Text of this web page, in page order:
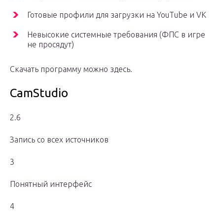
Готовые профили для загрузки на YouTube и VK
Невысокие системные требования (ФПС в игре
не просядут)
Скачать программу можно здесь.
CamStudio
2.6
Запись со всех источников
3
Понятный интерфейс
4